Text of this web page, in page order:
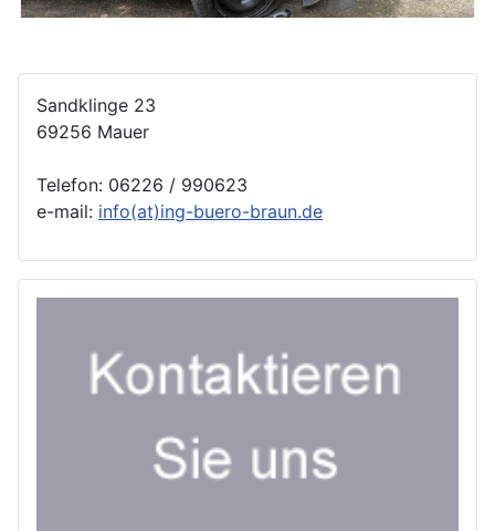
Sandklinge 23
69256 Mauer
Telefon: 06226 / 990623
e-mail: info(at)ing-buero-braun.de